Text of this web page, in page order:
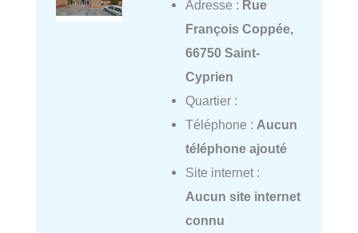
Adresse : Rue
François Coppée,
66750 Saint-
Cyprien
Quartier :
Téléphone : Aucun
téléphone ajouté
Site internet :
Aucun site internet
connu